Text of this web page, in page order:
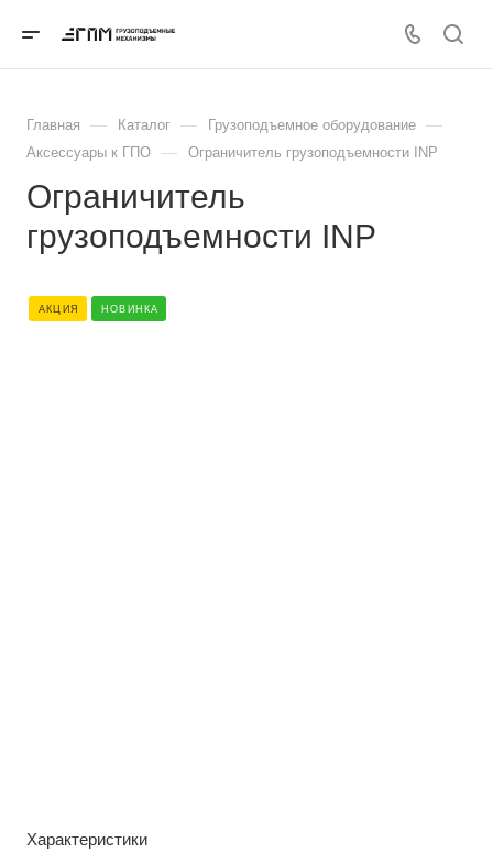
Главная — Каталог — Грузоподъемное оборудование —
Аксессуары к ГПО — Ограничитель грузоподъемности INP
Ограничитель
грузоподъемности INP
АКЦИЯ НОВИНКА
Характеристики